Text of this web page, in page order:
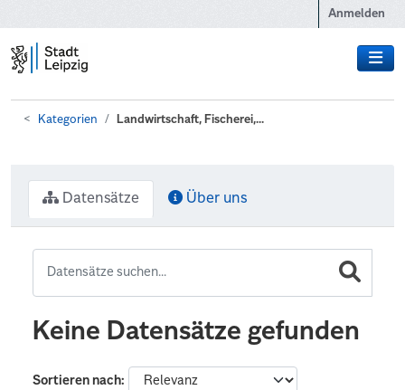
Anmelden
Kategorien Landwirtschaft, Fischerei,...
Datensätze Über uns
Keine Datensätze gefunden
Sortieren nach